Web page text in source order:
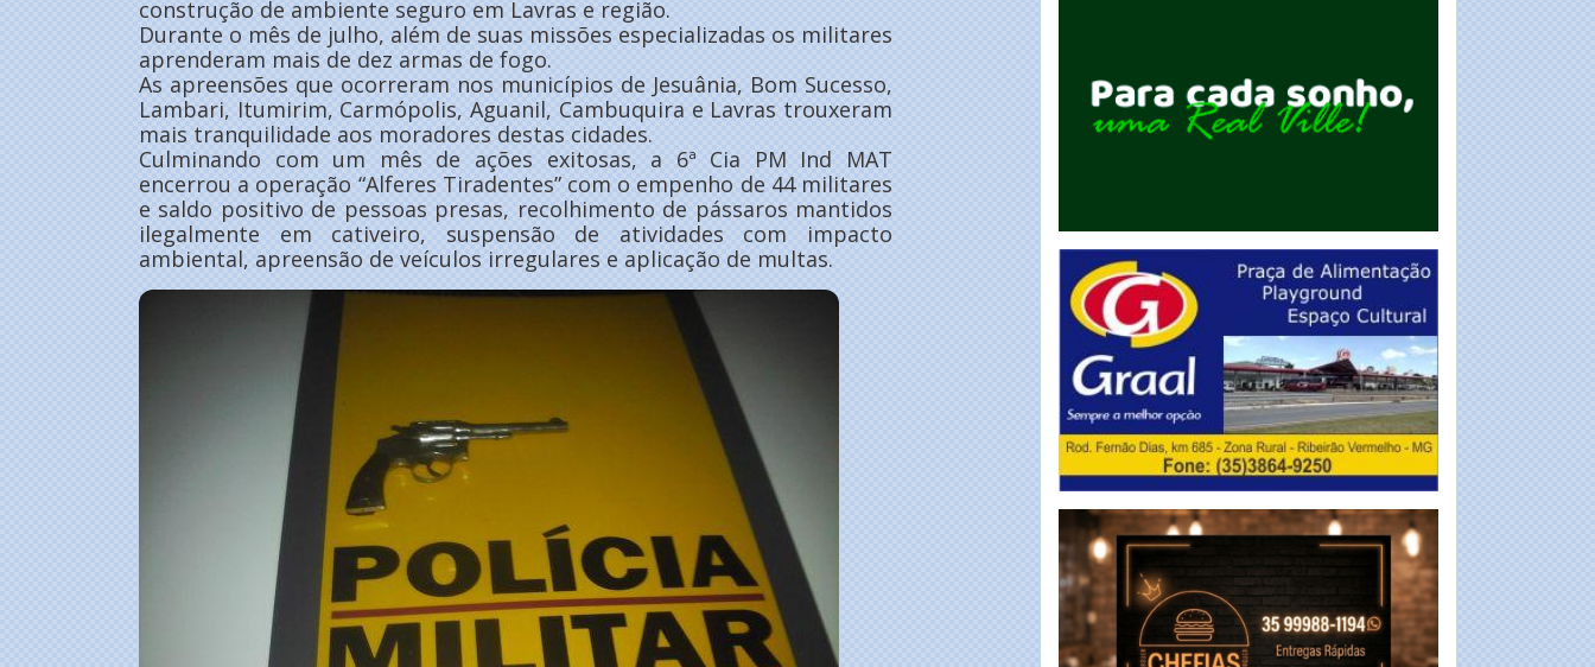
construção de ambiente seguro em Lavras e região.
Durante o mês de julho, além de suas missões especializadas os militares
aprenderam mais de dez armas de fogo.
As apreensões que ocorreram nos municípios de Jesuânia, Bom Sucesso,
Lambari, Itumirim, Carmópolis, Aguanil, Cambuquira e Lavras trouxeram
mais tranquilidade aos moradores destas cidades.
Culminando com um mês de ações exitosas, a 6ª Cia PM Ind MAT
encerrou a operação “Alferes Tiradentes” com o empenho de 44 militares
e saldo positivo de pessoas presas, recolhimento de pássaros mantidos
ilegalmente em cativeiro, suspensão de atividades com impacto
ambiental, apreensão de veículos irregulares e aplicação de multas.